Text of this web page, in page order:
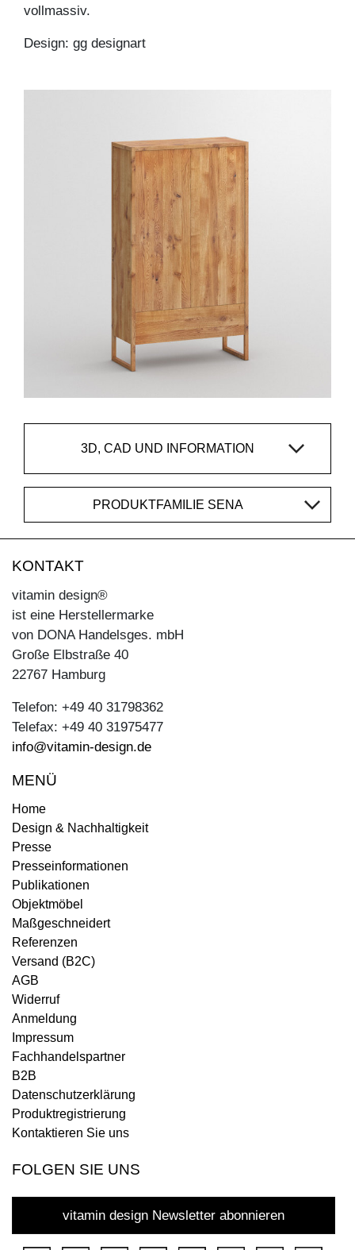
vollmassiv.
Design: gg designart
3D, CAD UND INFORMATION
PRODUKTFAMILIE SENA
KONTAKT
vitamin design®
ist eine Herstellermarke
von DONA Handelsges. mbH
Große Elbstraße 40
22767 Hamburg
Telefon: +49 40 31798362
Telefax: +49 40 31975477
info@vitamin-design.de
MENÜ
Home
Design & Nachhaltigkeit
Presse
Presseinformationen
Publikationen
Objektmöbel
Maßgeschneidert
Referenzen
Versand (B2C)
AGB
Widerruf
Anmeldung
Impressum
Fachhandelspartner
B2B
Datenschutzerklärung
Produktregistrierung
Kontaktieren Sie uns
FOLGEN SIE UNS
vitamin design Newsletter abonnieren